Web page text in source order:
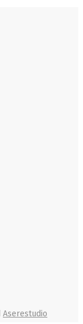
Aserestudio